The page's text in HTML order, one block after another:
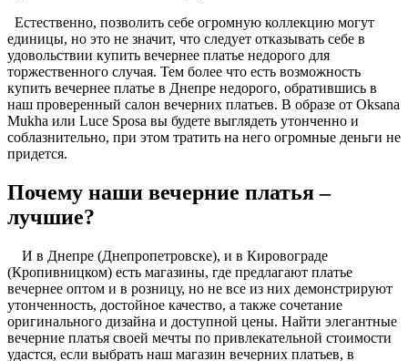
Естественно, позволить себе огромную коллекцию могут
единицы, но это не значит, что следует отказывать себе в
удовольствии купить вечернее платье недорого для
торжественного случая. Тем более что есть возможность
купить вечернее платье в Днепре недорого, обратившись в
наш проверенный салон вечерних платьев. В образе от Oksana
Mukha или Luce Sposa вы будете выглядеть утонченно и
соблазнительно, при этом тратить на него огромные деньги не
придется.
Почему наши вечерние платья –
лучшие?
И в Днепре (Днепропетровске), и в Кировограде
(Кропивницком) есть магазины, где предлагают платье
вечернее оптом и в розницу, но не все из них демонстрируют
утонченность, достойное качество, а также сочетание
оригинального дизайна и доступной цены. Найти элегантные
вечерние платья своей мечты по привлекательной стоимости
удастся, если выбрать наш магазин вечерних платьев, в